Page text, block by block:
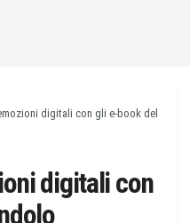
digitali con gli e-book del
digitali con